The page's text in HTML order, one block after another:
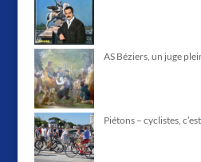
AS Béziers, un juge
Piétons – cyclistes,